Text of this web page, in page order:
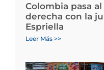
Colombia pasa
derecha con la
Espriella
Leer Más >>